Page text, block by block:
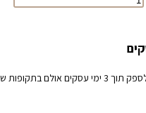
קבלו זאת בהבנה והכלה.